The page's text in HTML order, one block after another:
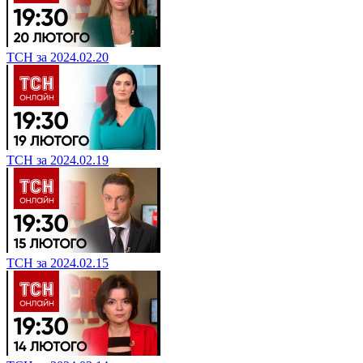
ТСН за 2024.02.20
ТСН за 2024.02.19
ТСН за 2024.02.15